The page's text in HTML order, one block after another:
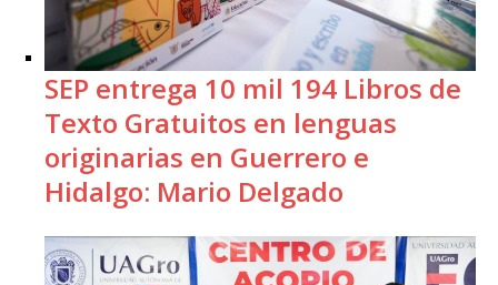
SEP entrega 10 mil 194 Libros de
Texto Gratuitos en lenguas
originarias en Guerrero e
Hidalgo: Mario Delgado